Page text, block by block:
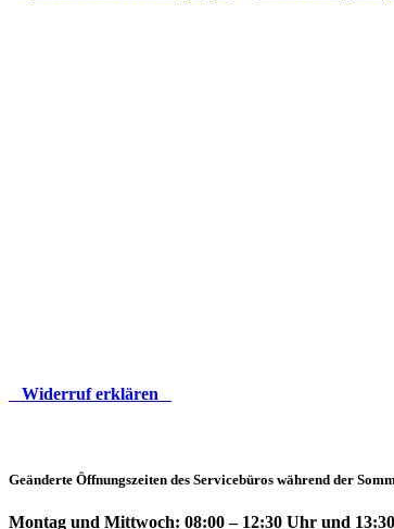
Widerruf erklären
Geänderte Öffnungszeiten des Servicebüros während der
Montag und Mittwoch: 08:00 – 12:30 Uhr und